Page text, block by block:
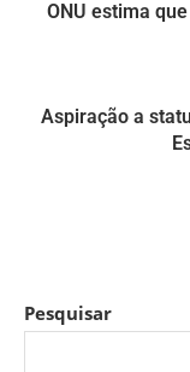
ONU estima
Aspiração a
Pesquisar